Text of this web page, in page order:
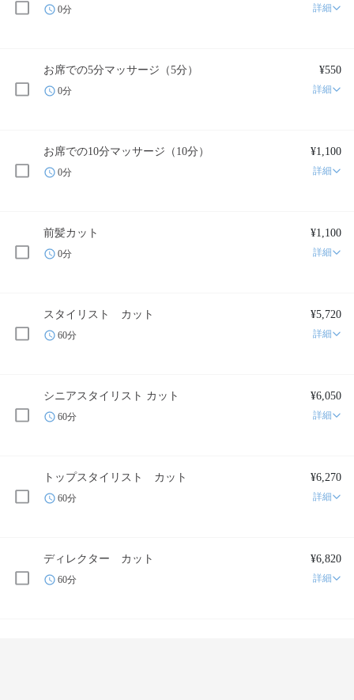
0分 詳細
お席での5分マッサージ（5分） ¥550
0分 詳細
お席での10分マッサージ（10分） ¥1,100
0分 詳細
前髪カット ¥1,100
0分 詳細
スタイリスト カット ¥5,720
60分 詳細
シニアスタイリスト カット ¥6,050
60分 詳細
トップスタイリスト カット ¥6,270
60分 詳細
ディレクター カット ¥6,820
60分 詳細